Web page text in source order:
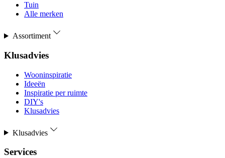
Tuin
Alle merken
Assortiment
Klusadvies
Wooninspiratie
Ideeën
Inspiratie per ruimte
DIY's
Klusadvies
Klusadvies
Services